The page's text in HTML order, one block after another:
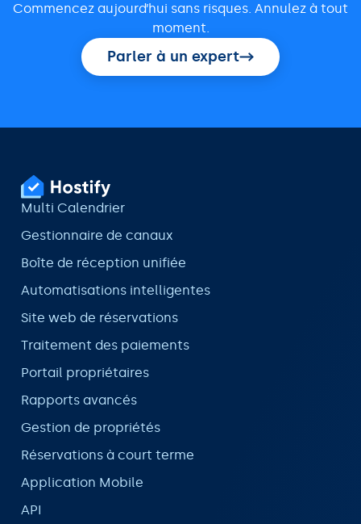
Commencez aujourd’hui sans risques. Annulez à tout
moment.
Parler à un expert
Multi Calendrier
Gestionnaire de canaux
Boîte de réception unifiée
Automatisations intelligentes
Site web de réservations
Traitement des paiements
Portail propriétaires
Rapports avancés
Gestion de propriétés
Réservations à court terme
Application Mobile
API